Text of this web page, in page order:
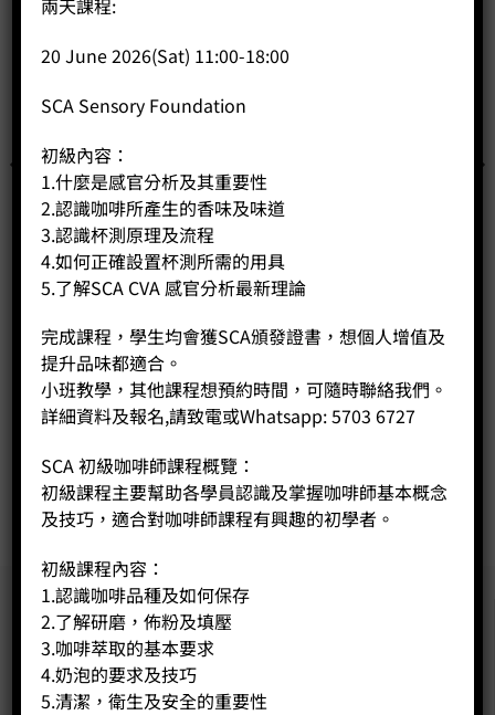
HARIO TCA-3 虹吸
Price: HK$650.00
- +
BUY NOW
兩天課程:
20 June 2026(Sat) 11:00-18:00
SCA Sensory Foundation
初級內容：
1.什麼是感官分析及其重要性
2.認識咖啡所產生的香味及味道
3.認識杯測原理及流程
4.如何正確設置杯測所需的用具
5.了解SCA CVA 感官分析最新理論
完成課程，學生均會獲SCA頒發證書，想個人增值及
提升品味都適合。
小班教學，其他課程想預約時間，可隨時聯絡我們。
詳細資料及報名,請致電或Whatsapp: 5703 6727
SCA 初級咖啡師課程概覽：
初級課程主要幫助各學員認識及掌握咖啡師基本概念
及技巧，適合對咖啡師課程有興趣的初學者。
初級課程內容：
1.認識咖啡品種及如何保存
2.了解研磨，佈粉及填壓
3.咖啡萃取的基本要求
4.奶泡的要求及技巧
5.清潔，衛生及安全的重要性